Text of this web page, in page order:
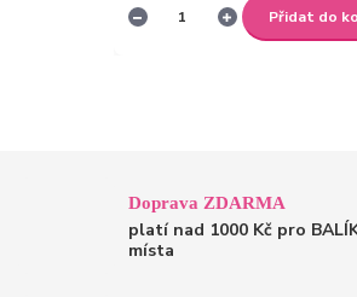
Přidat do
Doprava ZDARMA
platí nad 1000 Kč pro
místa